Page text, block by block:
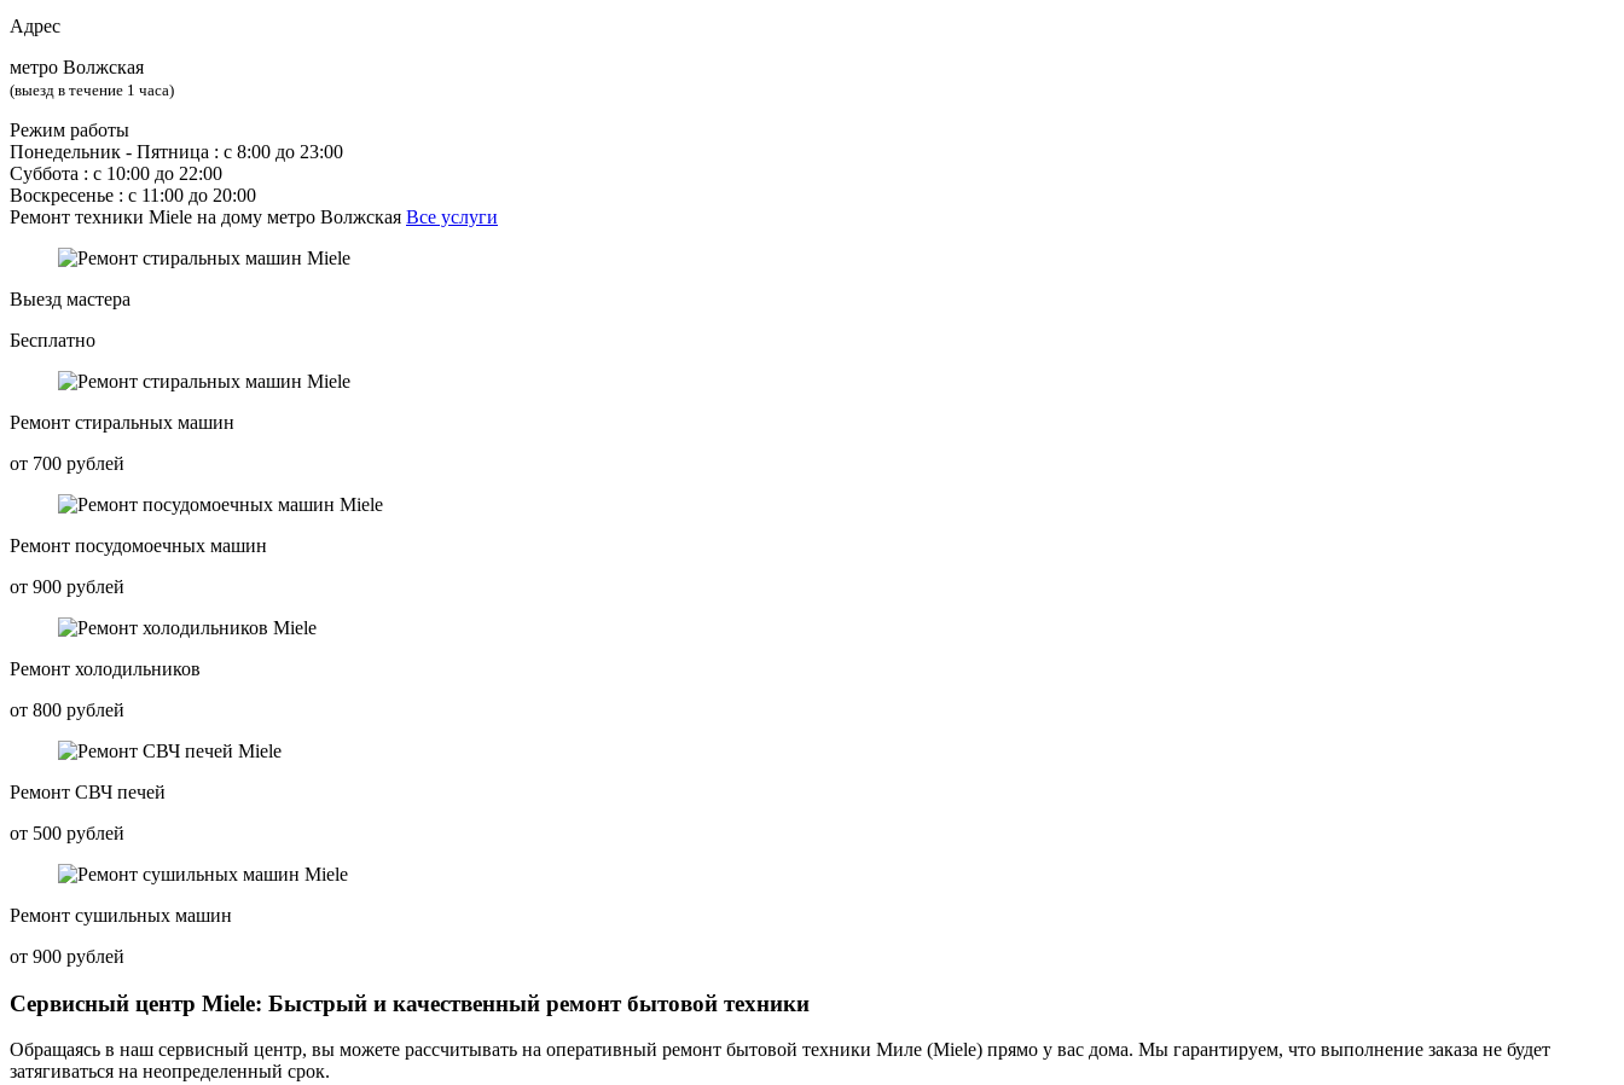
Адрес
метро Волжская
(выезд в течение 1 часа)
Режим работы
Понедельник ‐ Пятница : с 8:00 до 23:00
Суббота : с 10:00 до 22:00
Воскресенье : с 11:00 до 20:00
Ремонт техники Miele на дому метро Волжская Все услуги
Выезд мастера
Бесплатно
Ремонт стиральных машин
от 700 рублей
Ремонт посудомоечных машин
от 900 рублей
Ремонт холодильников
от 800 рублей
Ремонт СВЧ печей
от 500 рублей
Ремонт сушильных машин
от 900 рублей
Сервисный центр Miele: Быстрый и качественный ремонт бытовой техники
Обращаясь в наш сервисный центр, вы можете рассчитывать на оперативный ремонт бытовой техники Миле (Miele) прямо у вас дома. Мы гарантируем, что выполнение заказа не будет
затягиваться на неопределенный срок.